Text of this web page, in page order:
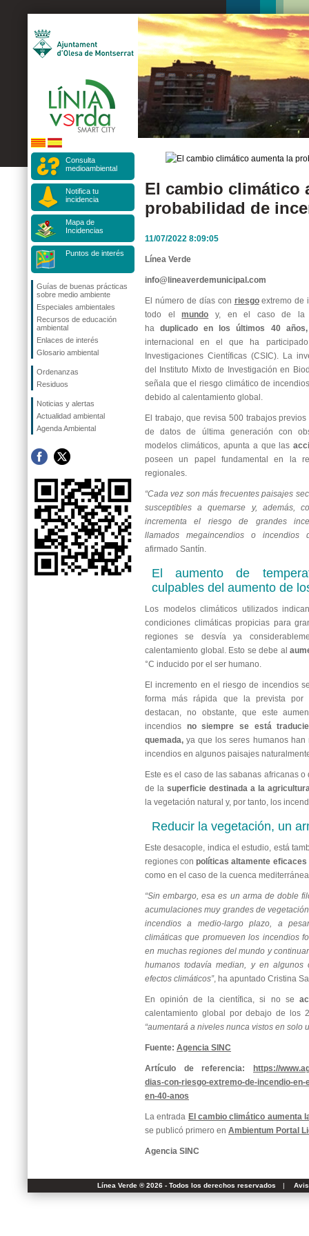
Consulta
medioambiental
Notifica tu
incidencia
Mapa de
Incidencias
Puntos de interés
Guías de buenas prácticas
sobre medio ambiente
Especiales ambientales
Recursos de educación
ambiental
Enlaces de interés
Glosario ambiental
Ordenanzas
Residuos
Noticias y alertas
Actualidad ambiental
Agenda Ambiental
El cambio climático
probabilidad de
11/07/2022 8:09:05
Línea Verde
info@lineaverdemunicipal.com
El número de días con riesgoextremo de
todo elmundo y, en el caso de la
haduplicado en los últimos 40 años,
internacional en el que ha
Investigaciones Científicas (CSIC). La
del Instituto Mixto de Investigación en
señala que el riesgo climático de
debido al calentamiento global.
El trabajo, que revisa 500 trabajos
de datos de última generación con
modelos climáticos, apunta a que las
poseen un papel fundamental en la
regionales.
“Cada vez son más frecuentes paisajes
susceptibles a quemarse y, además,
incrementa el riesgo de grandes
llamados megaincendios o incendios
afirmado Santín.
El aumento de
culpables del aumento de
Los modelos climáticos utilizados
condiciones climáticas propicias para
regiones se desvía ya
calentamiento global. Esto se debe al
°C inducido por el ser humano.
El incremento en el riesgo de incendios
forma más rápida que la prevista por
destacan, no obstante, que este
incendios no siempre se está
quemada, ya que los seres humanos
incendios en algunos paisajes
Este es el caso de las sabanas africanas
de la superficie destinada a la
la vegetación natural y, por tanto, los
Reducir la vegetación, un
Este desacople, indica el estudio, está
regiones conpolíticas altamente
como en el caso de la cuenca
“Sin embargo, esa es un arma de doble
acumulaciones muy grandes de
incendios a medio-largo plazo, a
climáticas que promueven los incendios
en muchas regiones del mundo y
humanos todavía median, y en algunos
efectos climáticos”, ha apuntado Cristina
En opinión de la científica, si no se
calentamiento global por debajo de los
“aumentará a niveles nunca vistos en solo
Fuente: Agencia SINC
Artículo de referencia:
https://
dias-con-riesgo-extremo-de-incendio-en-
en-40-anos
La entrada El cambio climático aumenta
se publicó primero en Ambientum Portal
Agencia SINC
Línea Verde ® 2026 - Todos los derechos reservados |